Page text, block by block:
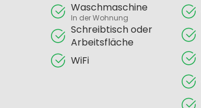
Waschmaschine
In der Wohnung
Schreibtisch oder
Arbeitsfläche
WiFi